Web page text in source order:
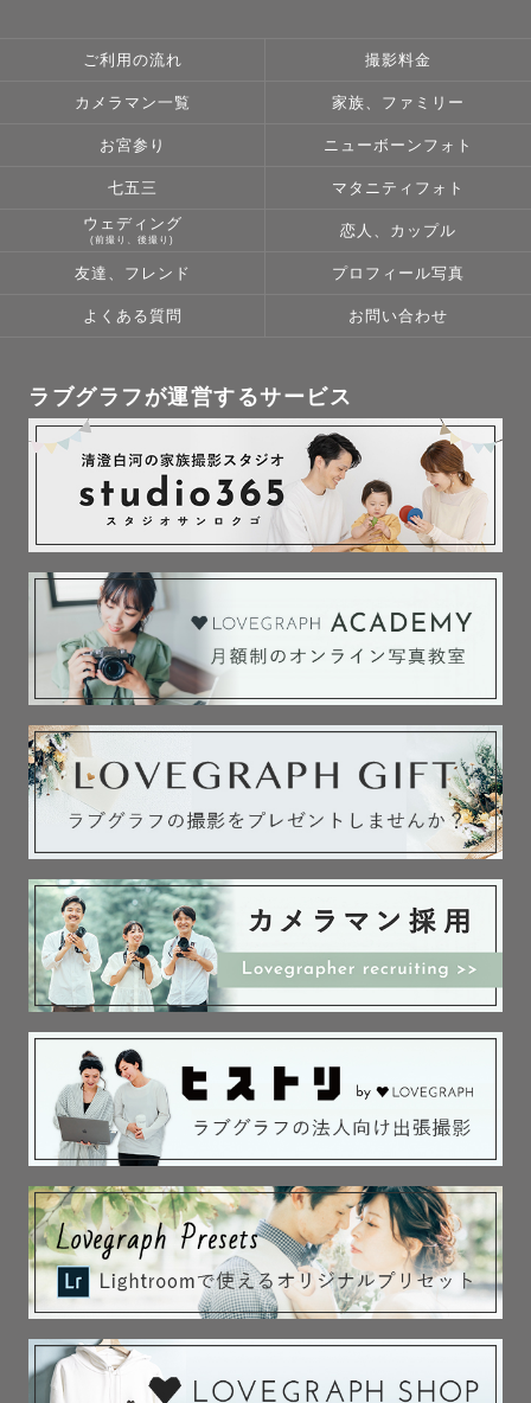
ご利用の流れ 撮影料金
カメラマン一覧 家族、ファミリー
お宮参り ニューボーンフォト
七五三 マタニティフォト
ウェディング
(前撮り、後撮り)
恋人、カップル
友達、フレンド プロフィール写真
よくある質問 お問い合わせ
ラブグラフが運営するサービス